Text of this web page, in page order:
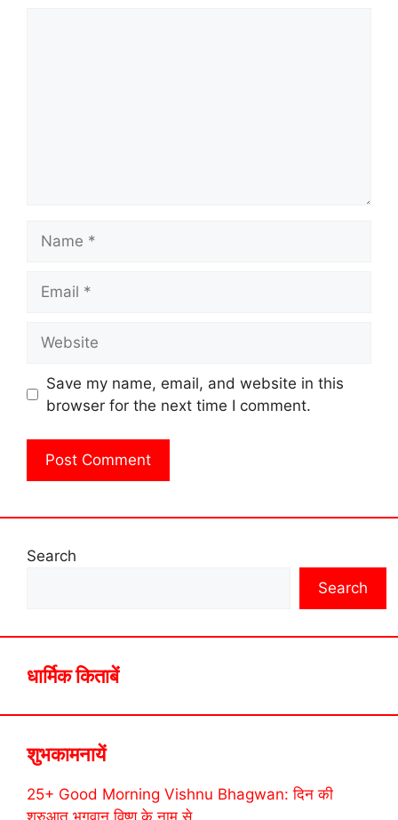
Save my name, email, and website in this
browser for the next time I comment.
Search
Search
धार्मिक किताबें
शुभकामनायें
25+ Good Morning Vishnu Bhagwan: दिन की